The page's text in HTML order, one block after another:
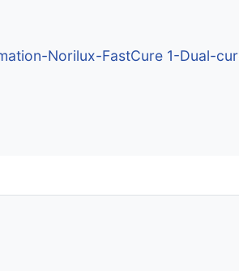
Norilux-FastCure 1-Dual-